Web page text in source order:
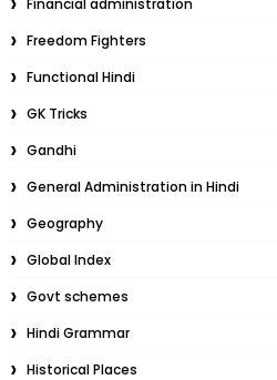
Financial administration
Freedom Fighters
Functional Hindi
GK Tricks
Gandhi
General Administration in Hindi
Geography
Global Index
Govt schemes
Hindi Grammar
Historical Places